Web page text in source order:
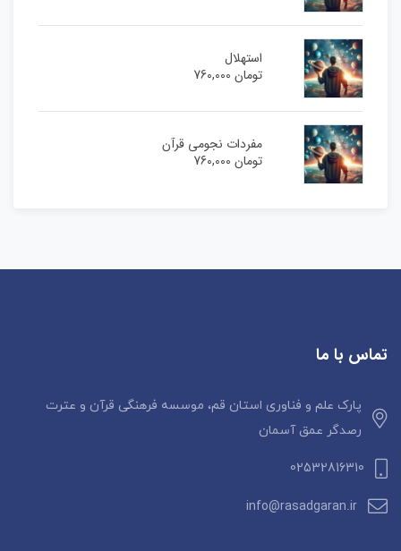
استهلال
تومان760,000
مفردات نجومی قرآن
تومان760,000
تماس با ما
پارک علم و فناوری استان قم، موسسه فرهنگی قرآن و عترت
رصدگر عمق آسمان
02532816310
info@rasadgaran.ir